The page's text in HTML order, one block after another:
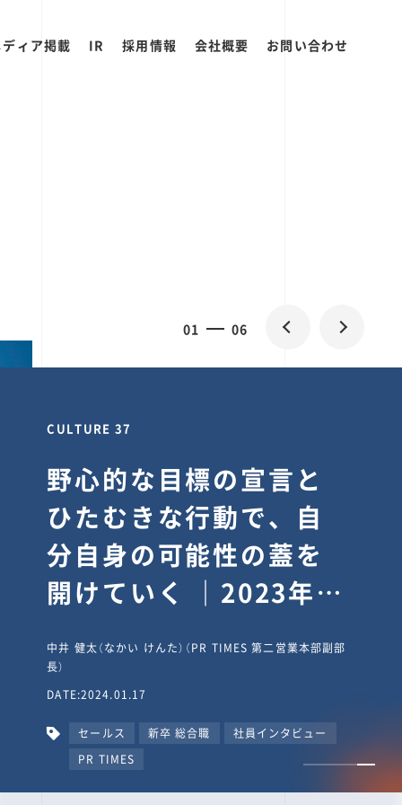
ィア掲載 IR 採用情報 会社概要 お問い合わせ
0 06
CULTURE 30
逆境では自分のスタン
スを変え“予想を裏切
り、期待を超える”【真
輔塾・前編】
山田真輔（やまだ しんすけ）（執行役員 兼 Jooto事業部
長）
DATE:2023.09.08
カルチャー CxO キャリア入社 Jooto